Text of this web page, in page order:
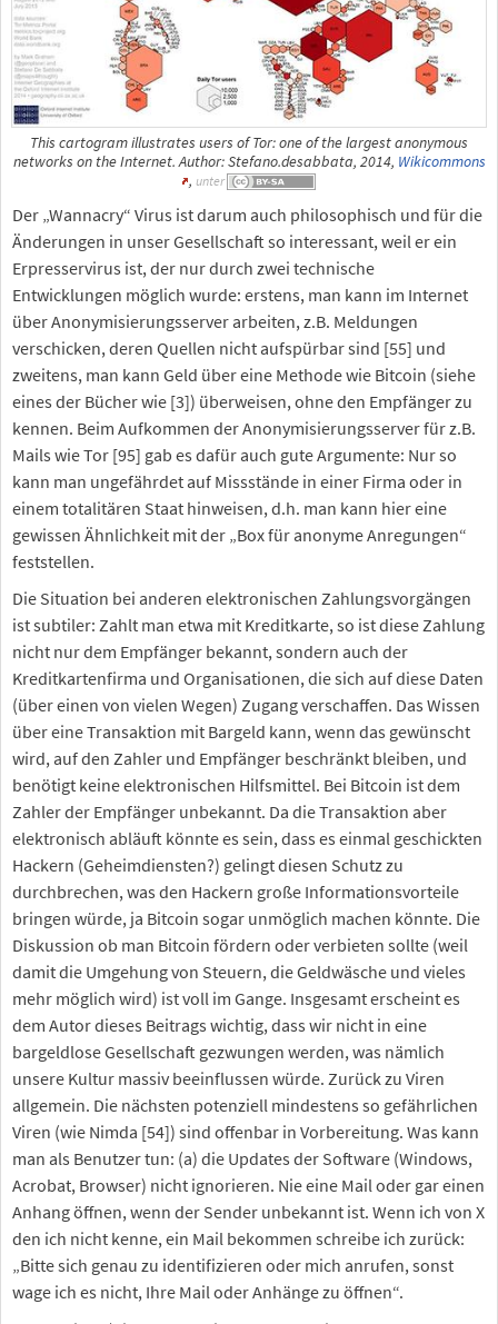
This cartogram illustrates users of Tor: one of the largest anonymous
networks on the Internet. Author: Stefano.desabbata, 2014, Wikicommons
, unter
Der „Wannacry“ Virus ist darum auch philosophisch und für die
Änderungen in unser Gesellschaft so interessant, weil er ein
Erpresservirus ist, der nur durch zwei technische
Entwicklungen möglich wurde: erstens, man kann im Internet
über Anonymisierungsserver arbeiten, z.B. Meldungen
verschicken, deren Quellen nicht aufspürbar sind [55] und
zweitens, man kann Geld über eine Methode wie Bitcoin (siehe
eines der Bücher wie [3]) überweisen, ohne den Empfänger zu
kennen. Beim Aufkommen der Anonymisierungsserver für z.B.
Mails wie Tor [95] gab es dafür auch gute Argumente: Nur so
kann man ungefährdet auf Missstände in einer Firma oder in
einem totalitären Staat hinweisen, d.h. man kann hier eine
gewissen Ähnlichkeit mit der „Box für anonyme Anregungen“
feststellen.
Die Situation bei anderen elektronischen Zahlungsvorgängen
ist subtiler: Zahlt man etwa mit Kreditkarte, so ist diese Zahlung
nicht nur dem Empfänger bekannt, sondern auch der
Kreditkartenfirma und Organisationen, die sich auf diese Daten
(über einen von vielen Wegen) Zugang verschaffen. Das Wissen
über eine Transaktion mit Bargeld kann, wenn das gewünscht
wird, auf den Zahler und Empfänger beschränkt bleiben, und
benötigt keine elektronischen Hilfsmittel. Bei Bitcoin ist dem
Zahler der Empfänger unbekannt. Da die Transaktion aber
elektronisch abläuft könnte es sein, dass es einmal geschickten
Hackern (Geheimdiensten?) gelingt diesen Schutz zu
durchbrechen, was den Hackern große Informationsvorteile
bringen würde, ja Bitcoin sogar unmöglich machen könnte. Die
Diskussion ob man Bitcoin fördern oder verbieten sollte (weil
damit die Umgehung von Steuern, die Geldwäsche und vieles
mehr möglich wird) ist voll im Gange. Insgesamt erscheint es
dem Autor dieses Beitrags wichtig, dass wir nicht in eine
bargeldlose Gesellschaft gezwungen werden, was nämlich
unsere Kultur massiv beeinflussen würde. Zurück zu Viren
allgemein. Die nächsten potenziell mindestens so gefährlichen
Viren (wie Nimda [54]) sind offenbar in Vorbereitung. Was kann
man als Benutzer tun: (a) die Updates der Software (Windows,
Acrobat, Browser) nicht ignorieren. Nie eine Mail oder gar einen
Anhang öffnen, wenn der Sender unbekannt ist. Wenn ich von X
den ich nicht kenne, ein Mail bekommen schreibe ich zurück:
„Bitte sich genau zu identifizieren oder mich anrufen, sonst
wage ich es nicht, Ihre Mail oder Anhänge zu öffnen“.